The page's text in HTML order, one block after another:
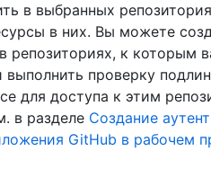
в выбранных
в них. Вы можете
репозиториях, к которым
проверку
для доступа к этим
в разделе Создание
GitHub в рабочем